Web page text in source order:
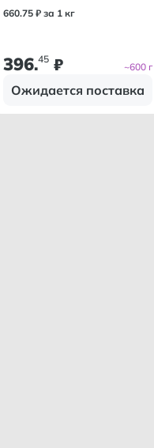
660.75 ₽ за 1 кг
396.45₽ ~600 г
Ожидается поставка